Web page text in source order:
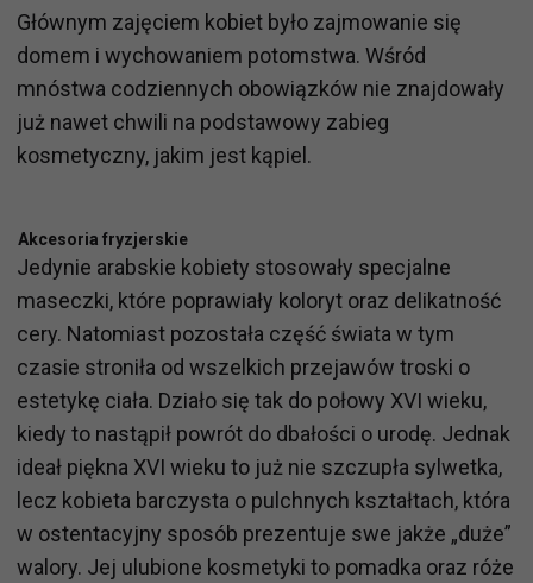
Głównym zajęciem kobiet było zajmowanie się
domem i wychowaniem potomstwa. Wśród
mnóstwa codziennych obowiązków nie znajdowały
już nawet chwili na podstawowy zabieg
kosmetyczny, jakim jest kąpiel.
Akcesoria fryzjerskie
Jedynie arabskie kobiety stosowały specjalne
maseczki, które poprawiały koloryt oraz delikatność
cery. Natomiast pozostała część świata w tym
czasie stroniła od wszelkich przejawów troski o
estetykę ciała. Działo się tak do połowy XVI wieku,
kiedy to nastąpił powrót do dbałości o urodę. Jednak
ideał piękna XVI wieku to już nie szczupła sylwetka,
lecz kobieta barczysta o pulchnych kształtach, która
w ostentacyjny sposób prezentuje swe jakże „duże”
walory. Jej ulubione kosmetyki to pomadka oraz róże